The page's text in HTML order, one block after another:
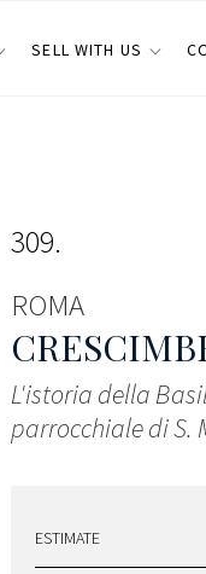
SELL WITH US
309
ROMA
L'istoria della
parrocchiale di S.
ESTIMATE